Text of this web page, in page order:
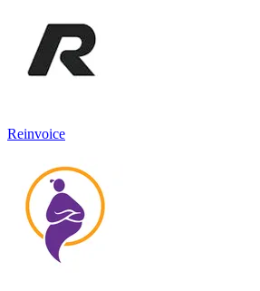
Reinvoice